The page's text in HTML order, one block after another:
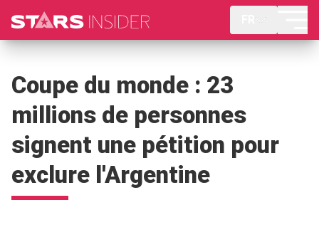
Coupe du monde : 23
millions de personnes
signent une pétition pour
exclure l'Argentine